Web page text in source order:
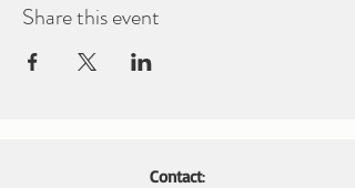
Share this event
Contact: